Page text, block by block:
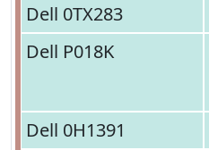
Dell 0TX283
Dell P018K
Dell 0H1391